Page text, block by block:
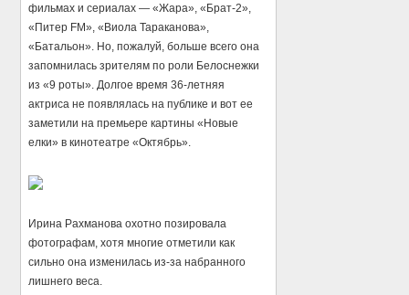
фильмах и сериалах — «Жара», «Брат-2»,
«Питер FM», «Виола Тараканова»,
«Батальон». Но, пожалуй, больше всего она
запомнилась зрителям по роли Белоснежки
из «9 роты». Долгое время 36-летняя
актриса не появлялась на публике и вот ее
заметили на премьере картины «Новые
елки» в кинотеатре «Октябрь».
Ирина Рахманова охотно позировала
фотографам, хотя многие отметили как
сильно она изменилась из-за набранного
лишнего веса.